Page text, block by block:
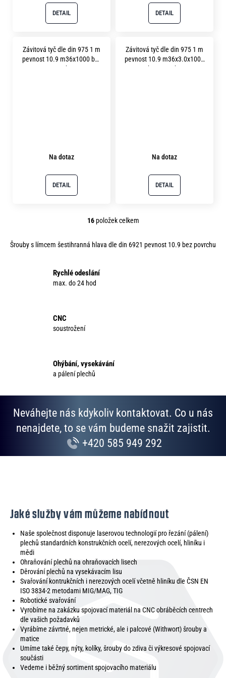
DETAIL DETAIL
Závitová tyč dle din 975 1 m
pevnost 10.9 m36x1000 bez
povrchu
Na dotaz
DETAIL
Závitová tyč dle din 975 1 m
pevnost 10.9 m36x3.0x1000
bez povrchu
Na dotaz
DETAIL
O
l
y
v
s
u
16položek celkem
Šrouby s límcem šestihranná hlava dle din 6921 pevnost 10.9 bez povrchu
Rychlé odeslání
max. do 24 hod
CNC
soustrožení
Ohýbání, vysekávání
a pálení plechů
Neváhejte nás kdykoliv kontaktovat. Co u nás
nenajdete, to se vám budeme snažit zajistit.
+420 585 949 292
Jaké služby vám můžeme nabídnout
Naše společnost disponuje laserovou technologií pro řezání (pálení)
plechů standardních konstrukčních ocelí, nerezových ocelí, hliníku i
mědi
Ohraňování plechů na ohraňovacích lisech
Děrování plechů na vysekávacím lisu
Svařování kontrukčních i nerezových ocelí včetně hliníku dle ČSN EN
ISO 3834-2 metodami MIG/MAG, TIG
Robotické svařování
Vyrobíme na zakázku spojovací materiál na CNC obráběcích centrech
dle vašich požadavků
Vyrábíme závrtné, nejen metrické, ale i palcové (Withwort) šrouby a
matice
Umíme také čepy, nýty, kolíky, šrouby do zdiva či výkresové spojovací
součásti
Vedeme i běžný sortiment spojovacího materiálu